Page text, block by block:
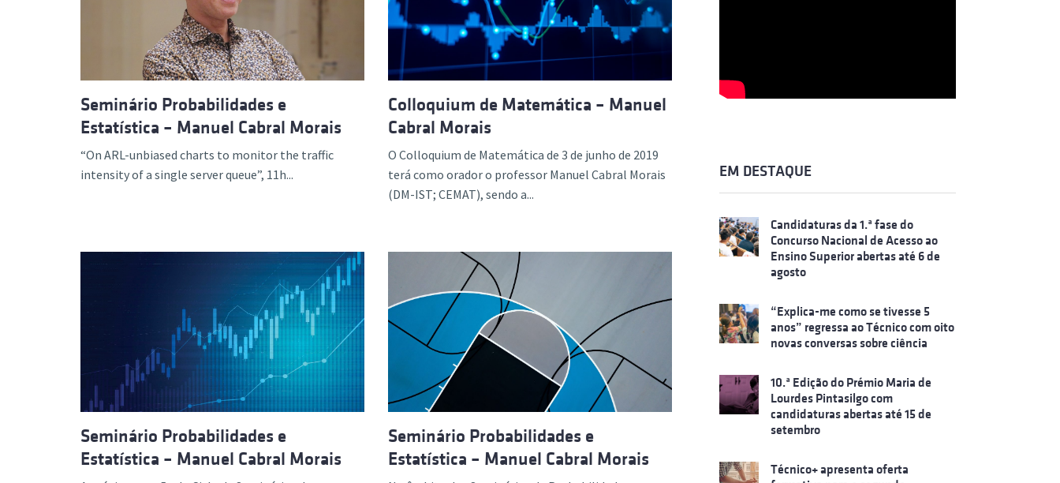
Seminário Probabilidades e
Estatística – Manuel Cabral Morais
“On ARL-unbiased charts to monitor the traffic
intensity of a single server queue”, 11h...
Colloquium de Matemática – Manuel
Cabral Morais
O Colloquium de Matemática de 3 de junho de 2019
terá como orador o professor Manuel Cabral Morais
(DM-IST; CEMAT), sendo a...
Seminário Probabilidades e
Estatística – Manuel Cabral Morais
Seminário Probabilidades e
Estatística – Manuel Cabral Morais
EM DESTAQUE
Candidaturas da 1.ª fase do
Concurso Nacional de Acesso ao
Ensino Superior abertas até 6 de
agosto
“Explica-me como se tivesse 5
anos” regressa ao Técnico com oito
novas conversas sobre ciência
10.ª Edição do Prémio Maria de
Lourdes Pintasilgo com
candidaturas abertas até 15 de
setembro
Técnico+ apresenta oferta